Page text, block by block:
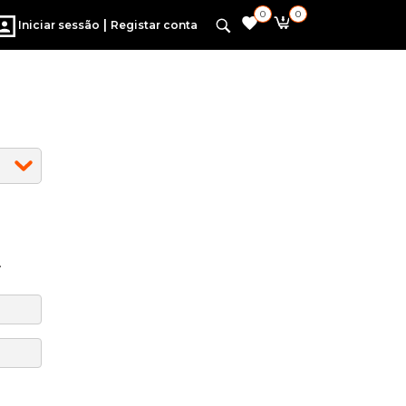
Iniciar sessão | Registar conta
0 0